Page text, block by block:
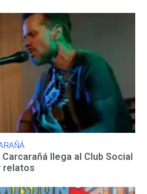
llega al Club Social
relatos